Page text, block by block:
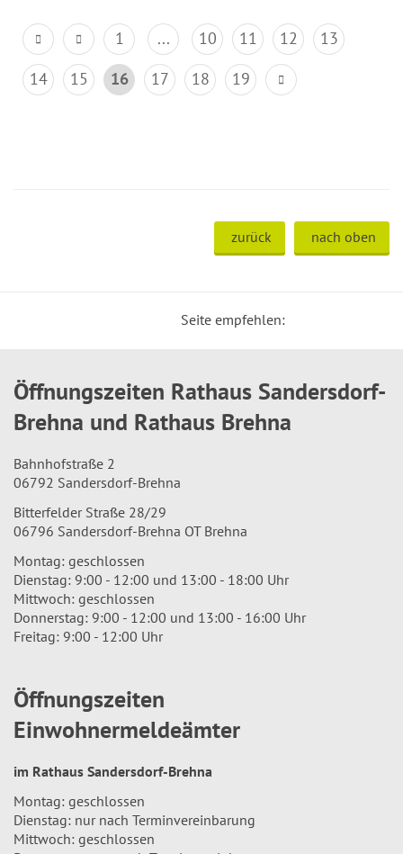
1 ... 10 11 12
13
14
15 16 17 18 19
zurück nach oben
Seite empfehlen:
Öffnungszeiten Rathaus Sandersdorf-
Brehna und Rathaus Brehna
Bahnhofstraße 2
06792 Sandersdorf-Brehna
Bitterfelder Straße 28/29
06796 Sandersdorf-Brehna OT Brehna
Montag: geschlossen
Dienstag: 9:00 - 12:00 und 13:00 - 18:00 Uhr
Mittwoch: geschlossen
Donnerstag: 9:00 - 12:00 und 13:00 - 16:00 Uhr
Freitag: 9:00 - 12:00 Uhr
Öffnungszeiten
Einwohnermeldeämter
im Rathaus Sandersdorf-Brehna
Montag: geschlossen
Dienstag: nur nach Terminvereinbarung
Mittwoch: geschlossen